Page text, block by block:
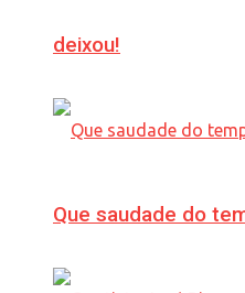
deixou!
Que saudade do